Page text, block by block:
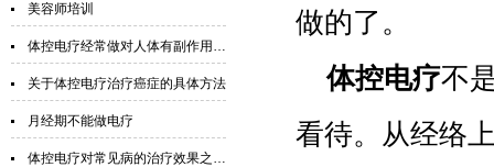
美容师培训
体控电疗经常做对人体有副作用吗？
关于体控电疗治疗癌症的具体方法
月经期不能做电疗
体控电疗对常见病的治疗效果之八、近视
做的了。
体控电疗不
看待。从经络